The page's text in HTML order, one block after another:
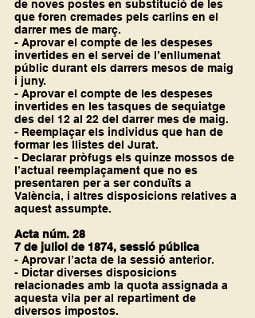
de noves postes en substitució de les
que foren cremades pels carlins en el
darrer mes de març.
- Aprovar el compte de les despeses
invertides en el servei de l’enllumenat
públic durant els darrers mesos de maig
i juny.
- Aprovar el compte de les despeses
invertides en les tasques de sequiatge
des del 12 al 22 del darrer mes de maig.
- Reemplaçar els individus que han de
formar les llistes del Jurat.
- Declarar pròfugs els quinze mossos de
l’actual reemplaçament que no es
presentaren per a ser conduïts a
València, i altres disposicions relatives a
aquest assumpte.
Acta núm. 28
7 de juliol de 1874, sessió pública
- Aprovar l’acta de la sessió anterior.
- Dictar diverses disposicions
relacionades amb la quota assignada a
aquesta vila per al repartiment de
diversos impostos.